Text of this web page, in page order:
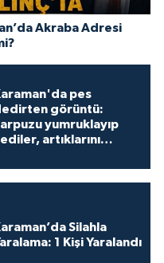
Akraba Adresi
pes
görüntü:
yumruklayıp
artıklarını
Silahla
1 Kişi Yaralandı